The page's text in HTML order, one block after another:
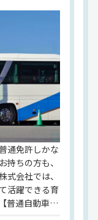
通免許しかな
ちの方も、
式会社では、
活躍できる育
普通自動車免